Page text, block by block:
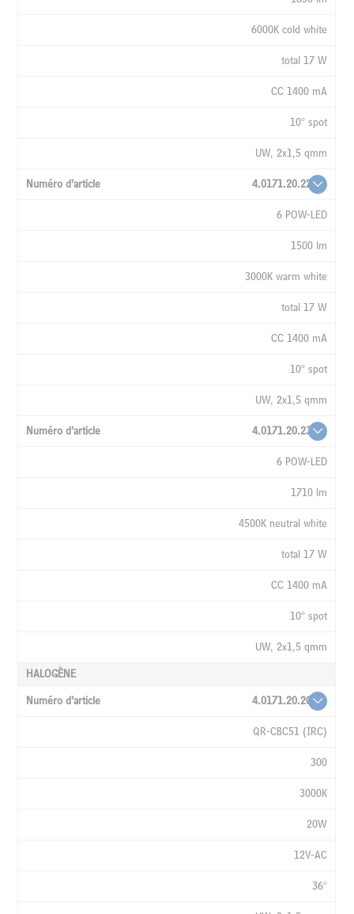
6000K cold white
total 17 W
CC 1400 mA
10° spot
UW, 2x1,5 qmm
4.0171.20.22
6 POW-LED
1500 lm
3000K warm white
total 17 W
CC 1400 mA
10° spot
UW, 2x1,5 qmm
4.0171.20.23
6 POW-LED
1710 lm
4500K neutral white
total 17 W
CC 1400 mA
10° spot
UW, 2x1,5 qmm
HALOGÈNE
4.0171.20.20
QR-CBC51 (IRC)
300
3000K
20W
12V-AC
36°